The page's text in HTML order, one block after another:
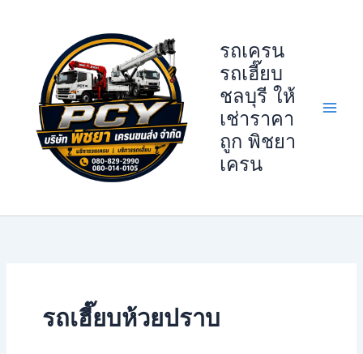
รถเครน
รถเฮี๊ยบ
ชลบุรี ให้
เช่าราคา
ถูก พิชยา
เครน
รถเฮี๊ยบห้วยปราบ